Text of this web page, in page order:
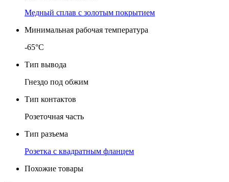
Медный сплав с золотым покрытием
Минимальная рабочая температура
-65°C
Тип вывода
Гнездо под обжим
Тип контактов
Розеточная часть
Тип разъема
Розетка с квадратным фланцем
Похожие товары